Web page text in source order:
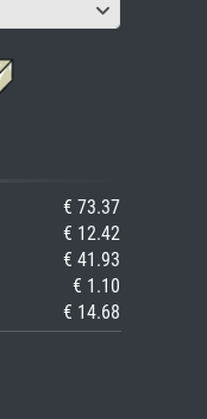
€ 73.37
€ 12.42
€ 41.93
€ 1.10
€ 14.68